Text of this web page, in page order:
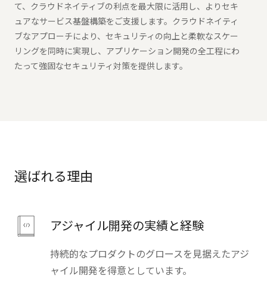
て、クラウドネイティブの利点を最大限に活用し、よりセキ
ュアなサービス基盤構築をご支援します。クラウドネイティ
ブなアプローチにより、セキュリティの向上と柔軟なスケー
リングを同時に実現し、アプリケーション開発の全工程にわ
たって強固なセキュリティ対策を提供します。
選ばれる理由
アジャイル開発の実績と経験
持続的なプロダクトのグロースを見据えたアジ
ャイル開発を得意としています。